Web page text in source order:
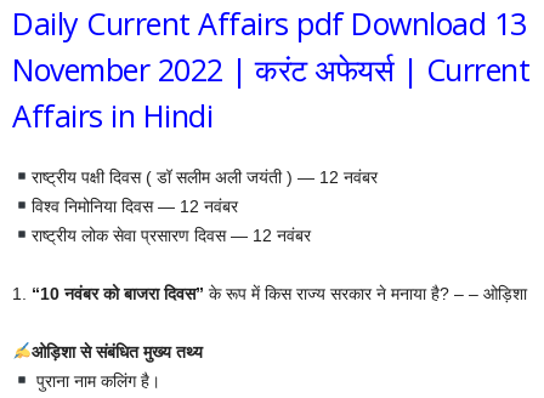
Daily Current Affairs pdf Download 13
November 2022 | करंट अफेयर्स | Current
Affairs in Hindi
राष्ट्रीय पक्षी दिवस ( डॉ सलीम अली जयंती ) — 12 नवंबर
विश्व निमोनिया दिवस — 12 नवंबर
राष्ट्रीय लोक सेवा प्रसारण दिवस — 12 नवंबर
1. “10 नवंबर को बाजरा दिवस” के रूप में किस राज्य सरकार ने मनाया है? – – ओड़िशा
ओड़िशा से संबंधित मुख्य तथ्य
पुराना नाम कलिंग है।